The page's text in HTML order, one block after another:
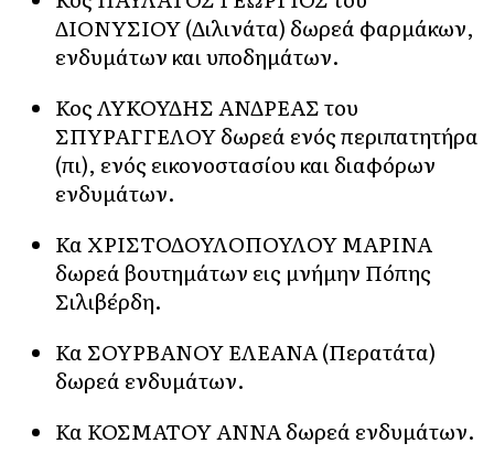
ΔΙΟΝΥΣΙΟΥ (Διλινάτα) δωρεά φαρμάκων,
ενδυμάτων και υποδημάτων.
Κος ΛΥΚΟΥΔΗΣ ΑΝΔΡΕΑΣ του
ΣΠΥΡΑΓΓΕΛΟΥ δωρεά ενός περιπατητήρα
(πι), ενός εικονοστασίου και διαφόρων
ενδυμάτων.
Κα ΧΡΙΣΤΟΔΟΥΛΟΠΟΥΛΟΥ ΜΑΡΙΝΑ
δωρεά βουτημάτων εις μνήμην Πόπης
Σιλιβέρδη.
Κα ΣΟΥΡΒΑΝΟΥ ΕΛΕΑΝΑ (Περατάτα)
δωρεά ενδυμάτων.
Κα ΚΟΣΜΑΤΟΥ ΑΝΝΑ δωρεά ενδυμάτων.